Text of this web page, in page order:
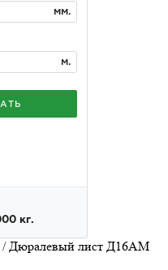
/ Дюралевый лист Д16АМ